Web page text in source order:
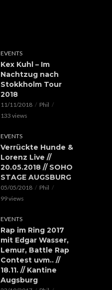
EVENTS
Kex Kuhl – Im
Nachtzug nach
Stokkholm Tour
2018
11/11/2018
Phil
133 views
EVENTS
Verrückte Hunde &
Lorenz Live //
20.05.2018 // SOHO
STAGE AUGSBURG
05/05/2018
Phil
99 views
EVENTS
Rap im Ring 2017
mit Edgar Wasser,
Lemur, Battle Rap
Contest uvm.. //
18.11. // Kantine
Augsburg